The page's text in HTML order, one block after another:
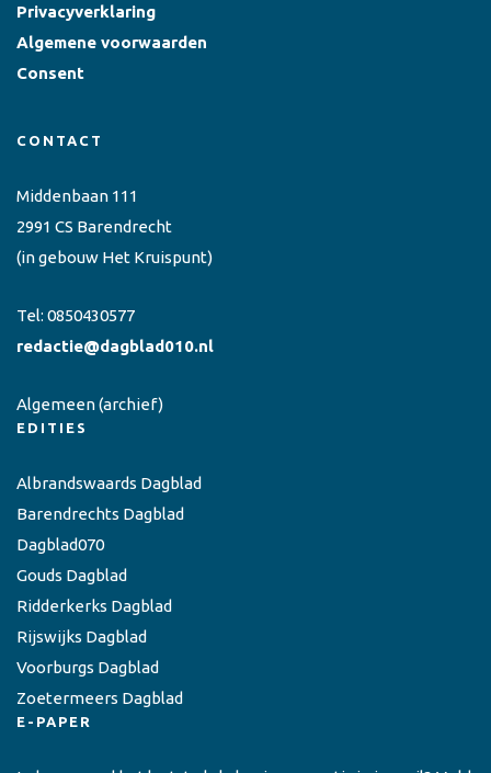
Privacyverklaring
Algemene voorwaarden
Consent
CONTACT
Middenbaan 111
2991 CS Barendrecht
(in gebouw Het Kruispunt)
Tel: 0850430577
redactie@dagblad010.nl
Algemeen(archief)
EDITIES
Albrandswaards Dagblad
Barendrechts Dagblad
Dagblad070
Gouds Dagblad
Ridderkerks Dagblad
Rijswijks Dagblad
Voorburgs Dagblad
Zoetermeers Dagblad
E-PAPER